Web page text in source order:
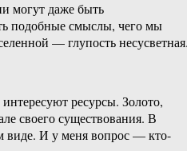
могут даже быть
подобные смыслы, чего мы
— глупость
ресурсы. Золото,
своего существования. В
виде. И у меня вопрос — кто-